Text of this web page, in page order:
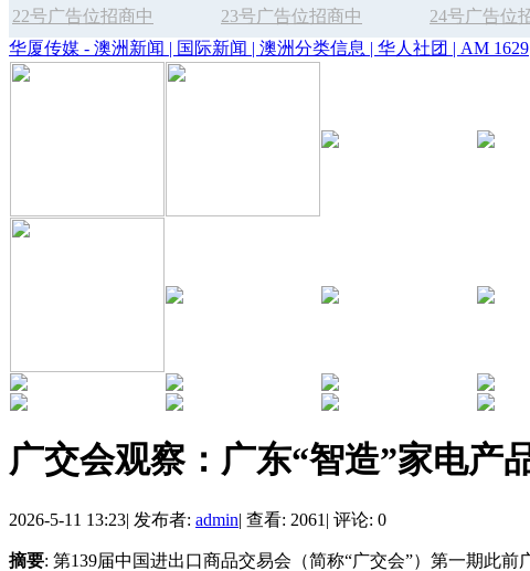
22号广告位招商中
23号广告位招商中 24号广告位
华厦传媒 - 澳洲新闻 | 国际新闻 | 澳洲分类信息 | 华人社团 | AM 1629
广交会观察：广东“智造”家电产
2026-5-11 13:23| 发布者: admin| 查看: 2061 | 评论: 0
摘要: 第139届中国进出口商品交易会（简称“广交会”）第一期此